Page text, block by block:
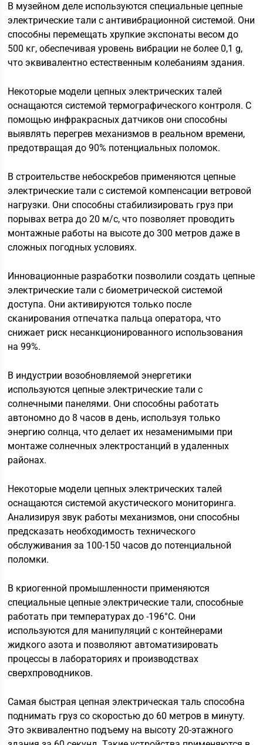
В музейном деле используются специальные цепные
электрические тали с антивибрационной системой. Они
способны перемещать хрупкие экспонаты весом до
500 кг, обеспечивая уровень вибрации не более 0,1 g,
что эквивалентно естественным колебаниям здания.
Некоторые модели цепных электрических талей
оснащаются системой термографического контроля. С
помощью инфракрасных датчиков они способны
выявлять перегрев механизмов в реальном времени,
предотвращая до 90% потенциальных поломок.
В строительстве небоскребов применяются цепные
электрические тали с системой компенсации ветровой
нагрузки. Они способны стабилизировать груз при
порывах ветра до 20 м/с, что позволяет проводить
монтажные работы на высоте до 300 метров даже в
сложных погодных условиях.
Инновационные разработки позволили создать цепные
электрические тали с биометрической системой
доступа. Они активируются только после
сканирования отпечатка пальца оператора, что
снижает риск несанкционированного использования
на 99%.
В индустрии возобновляемой энергетики
используются цепные электрические тали с
солнечными панелями. Они способны работать
автономно до 8 часов в день, используя только
энергию солнца, что делает их незаменимыми при
монтаже солнечных электростанций в удаленных
районах.
Некоторые модели цепных электрических талей
оснащаются системой акустического мониторинга.
Анализируя звук работы механизмов, они способны
предсказать необходимость технического
обслуживания за 100-150 часов до потенциальной
поломки.
В криогенной промышленности применяются
специальные цепные электрические тали, способные
работать при температурах до -196°C. Они
используются для манипуляций с контейнерами
жидкого азота и позволяют автоматизировать
процессы в лабораториях и производствах
сверхпроводников.
Самая быстрая цепная электрическая таль способна
поднимать груз со скоростью до 60 метров в минуту.
Это эквивалентно подъему на высоту 20-этажного